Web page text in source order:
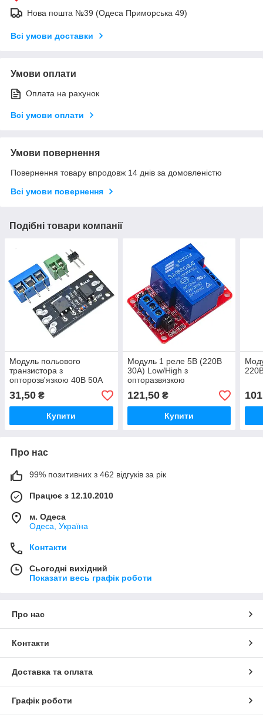
Нова пошта №39 (Одеса Приморська 49)
Всі умови доставки
Умови оплати
Оплата на рахунок
Всі умови оплати
Умови повернення
Повернення товару впродовж 14 днів за домовленістю
Всі умови повернення
Подібні товари компанії
Модуль польового
транзистора з
опторозв'язкою 40В 50А
AOD4184
31,50 ₴
Купити
Модуль 1 реле 5В (220В
30А) Low/High з
опторазвязкою
121,50₴
Купити
Про нас
99% позитивних з 462 відгуків за рік
Працює з 12.10.2010
м. Одеса
Одеса, Україна
Контакти
Сьогодні вихідний
Показати весь графік роботи
Про нас
Контакти
Доставка та оплата
Графік роботи